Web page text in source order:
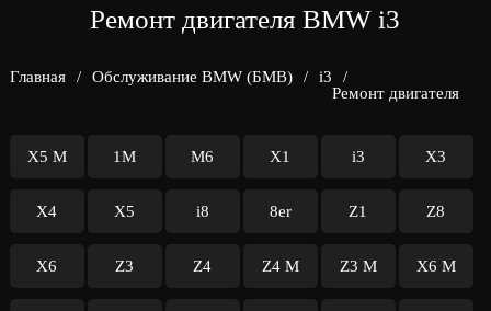
Ремонт двигателя BMW i3
Главная / Обслуживание BMW (БМВ) / i3
/
Ремонт двигателя
X5 M 1M M6 X1 i3 X3
X4 X5 i8 8er Z1 Z8
X6 Z3 Z4 Z4 M Z3 M X6 M